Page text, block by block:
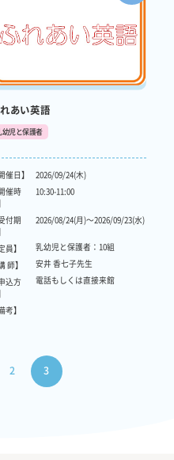
あい英語
幼児と保護者
催日】
2026/09/24(木)
開催時
10:30-11:00
受付期
2026/08/24(月)～2026/09/23(水)
員】
乳幼児と保護者：10組
師】
安井 香七子先生
申込方
電話もしくは直接来館
考】
2 3